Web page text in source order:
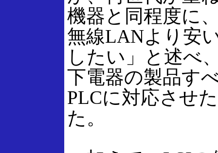
機器と同程度に
無線LANより安
したい」と述べ
下電器の製品す
PLCに対応させ
た。